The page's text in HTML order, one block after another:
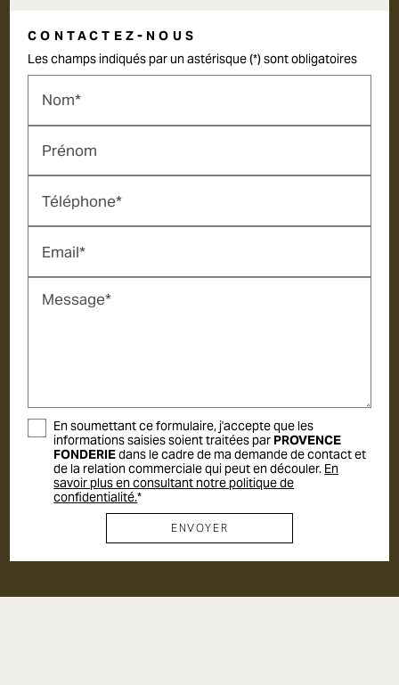
CONTACTEZ-NOUS
Les champs indiqués par un astérisque (*) sont obligatoires
Nom*
Prénom
Téléphone*
Email*
Message*
En soumettant ce formulaire, j'accepte que les
informations saisies soient traitées par PROVENCE
FONDERIEdans le cadre de ma demande de contact et
de la relation commerciale qui peut en découler. En
savoir plus en consultant notre politique de
confidentialité.*